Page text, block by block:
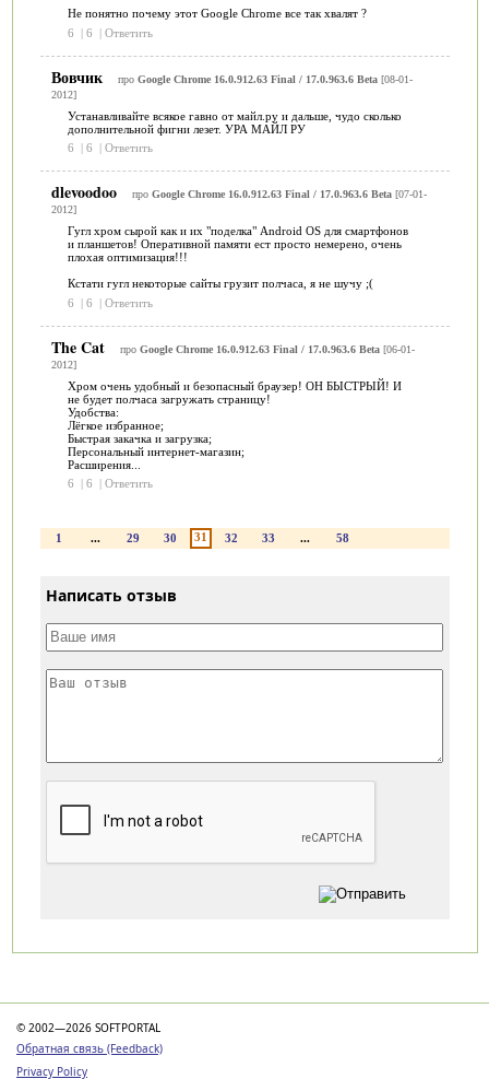
Не понятно почему этот Google Chrome все так хвалят ?
6
| 6 | Ответить
Вовчик про Google Chrome 16.0.912.63 Final / 17.0.963.6 Beta[08-01-
2012]
Устанавливайте всякое гавно от майл.ру и дальше, чудо сколько
дополнительной фигни лезет. УРА МАЙЛ РУ
6
| 6 | Ответить
dlevoodoo про Google Chrome 16.0.912.63 Final / 17.0.963.6 Beta[07-01-
2012]
Гугл хром сырой как и их "поделка" Android OS для смартфонов
и планшетов! Оперативной памяти ест просто немерено, очень
плохая оптимизация!!!
Кстати гугл некоторые сайты грузит полчаса, я не шучу ;(
6
| 6 | Ответить
The Cat про Google Chrome 16.0.912.63 Final / 17.0.963.6 Beta[06-01-
2012]
Хром очень удобный и безопасный браузер! ОН БЫСТРЫЙ! И
не будет полчаса загружать страницу!
Удобства:
Лёгкое избранное;
Быстрая закачка и загрузка;
Персональный интернет-магазин;
Расширения...
6
| 6 | Ответить
1 ... 29 30 31 32 33 ... 58
Написать отзыв
© 2002—2026 SOFTPORTAL
Обратная связь (Feedback)
Privacy Policy